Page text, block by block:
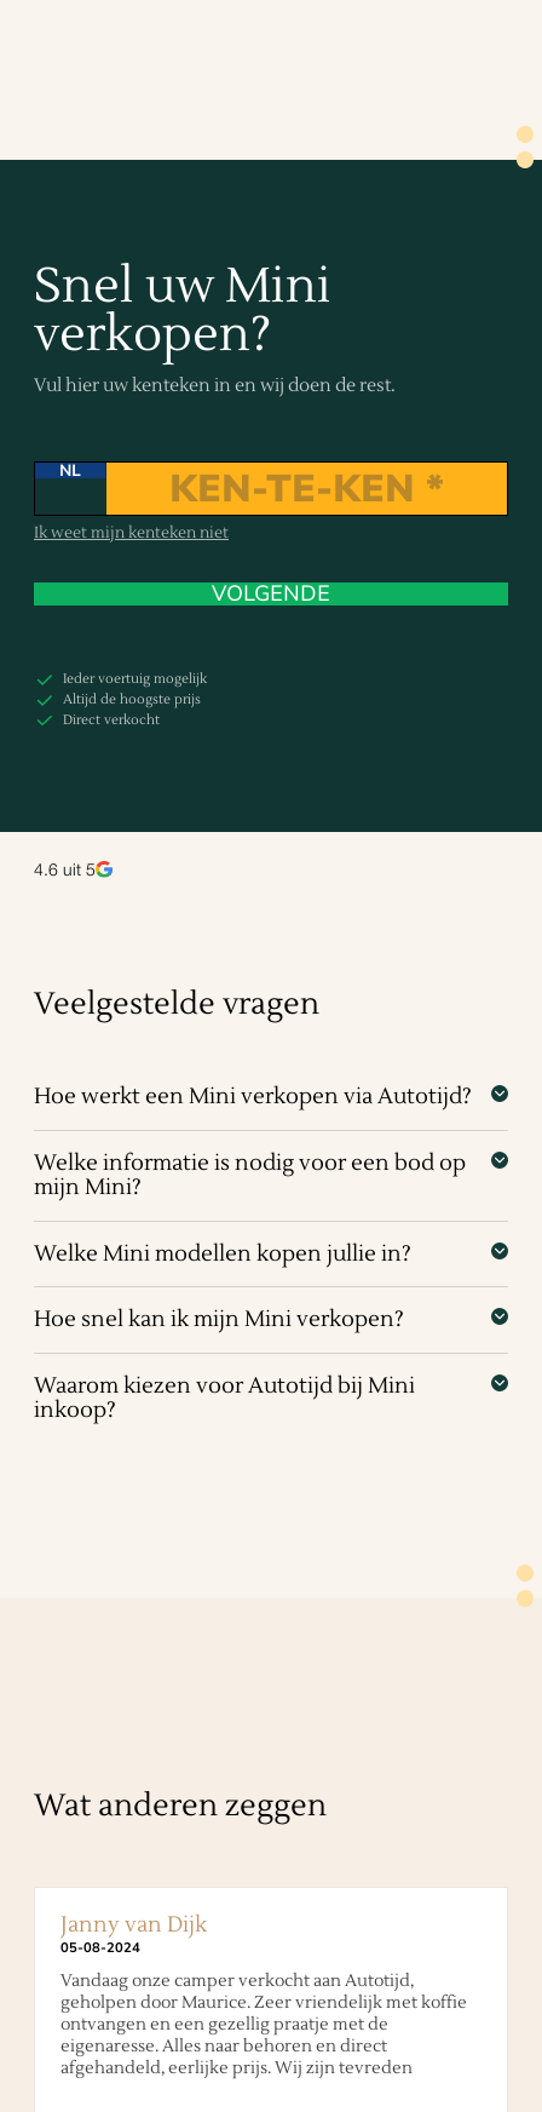
Snel uw Mini
verkopen?
Vul hier uw kenteken in en wij doen de rest.
NL
Ik weet mijn kenteken niet
VOLGENDE
Ieder voertuig mogelijk
Altijd de hoogste prijs
Direct verkocht
4.6 uit 5
Veelgestelde vragen
Hoe werkt een Mini verkopen via Autotijd?
Welke informatie is nodig voor een bod op
mijn Mini?
Welke Mini modellen kopen jullie in?
Hoe snel kan ik mijn Mini verkopen?
Waarom kiezen voor Autotijd bij Mini
inkoop?
Wat anderen zeggen
Janny van Dijk
05-08-2024
Vandaag onze camper verkocht aan Autotijd,
geholpen door Maurice. Zeer vriendelijk met koffie
ontvangen en een gezellig praatje met de
eigenaresse. Alles naar behoren en direct
afgehandeld, eerlijke prijs. Wij zijn tevreden